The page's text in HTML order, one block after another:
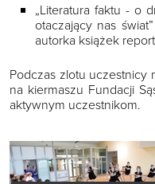
„Literatura faktu - o
otaczający nas
autorka książek
Podczas zlotu uczestnicy
na kiermaszu Fundacji
aktywnym uczestnikom.